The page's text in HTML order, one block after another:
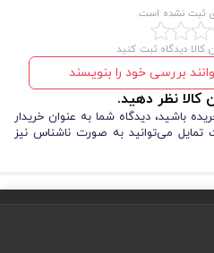
گارد عایق برق
سایت تجهیزات ایمنی، تمرکز خود را بر
قرار داده است و با ارائه محصولات باکیفیت و
آسان و امن برای مشتریان خود متعهد است.